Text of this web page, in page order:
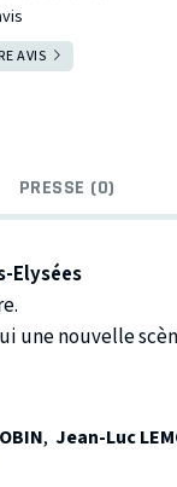
AVIS
PRESSE (0)
Elysées
une nouvelle
: libres,
Muriel Robin
Ladesou, Jeanfi
, Jean-Luc